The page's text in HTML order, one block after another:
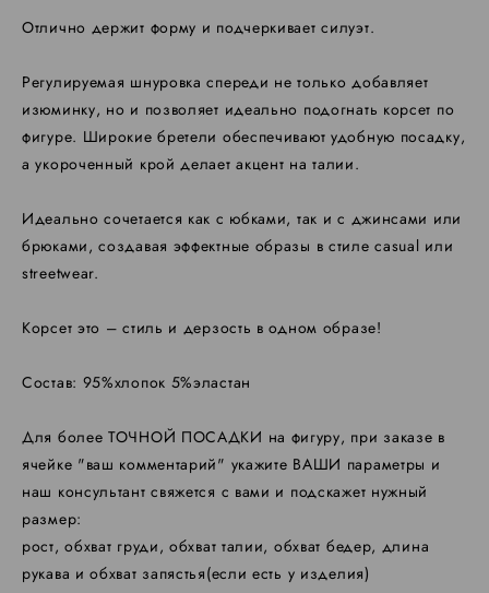
Отлично держит форму и подчеркивает силуэт.
Регулируемая шнуровка спереди не только добавляет
изюминку, но и позволяет идеально подогнать корсет по
фигуре. Широкие бретели обеспечивают удобную посадку,
а укороченный крой делает акцент на талии.
Идеально сочетается как с юбками, так и с джинсами или
брюками, создавая эффектные образы в стиле casual или
streetwear.
Корсет это – стиль и дерзость в одном образе!
Состав: 95%хлопок 5%эластан
Для более ТОЧНОЙ ПОСАДКИ на фигуру, при заказе в
ячейке "ваш комментарий" укажите ВАШИ параметры и
наш консультант свяжется с вами и подскажет нужный
размер:
​рост, обхват груди, обхват талии, обхват бедер, длина
рукава и обхват запястья(если есть у изделия)